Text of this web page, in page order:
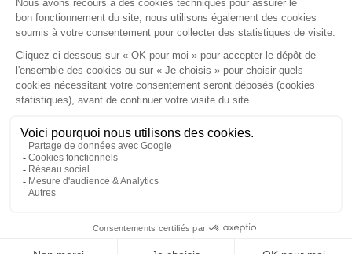
22042 SAINT BRIEUC
Tél :
02 96 33 60 24 Fax : 02 96 33 74 66
NOUS LOCALISER
ACCUEIL PRÉSENTATION